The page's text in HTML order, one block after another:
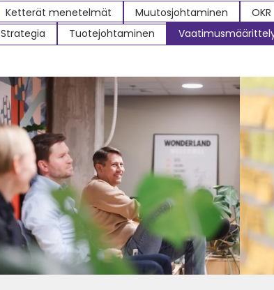
Ketterät menetelmät Muutosjohtaminen OKR
Strategia
Tuotejohtaminen